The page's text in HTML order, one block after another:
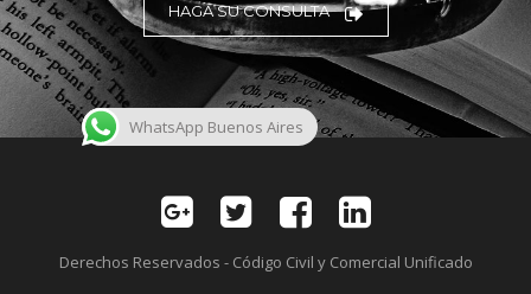
HAGA SU CONSULTA
Derechos Reservados - Código Civil y Comercial Unificado
WhatsApp Buenos Aires